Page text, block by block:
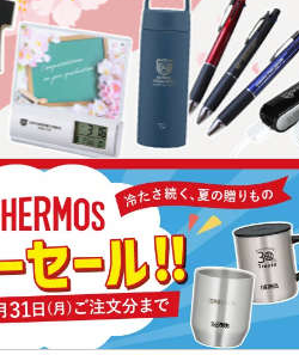
コットントートバッグ(～
7oz)